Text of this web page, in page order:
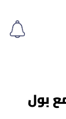
بول